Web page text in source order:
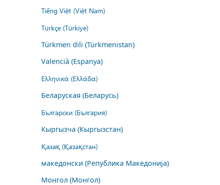
Tiếng Việt (Việt Nam)
Türkçe (Türkiye)
Türkmen dili (Türkmenistan)
Valencià (Espanya)
Ελληνικά (Ελλάδα)
Беларуская (Беларусь)
Български (България)
Кыргызча (Кыргызстан)
Қазақ (Қазақстан)
македонски (Република Македонија)
Монгол (Монгол)